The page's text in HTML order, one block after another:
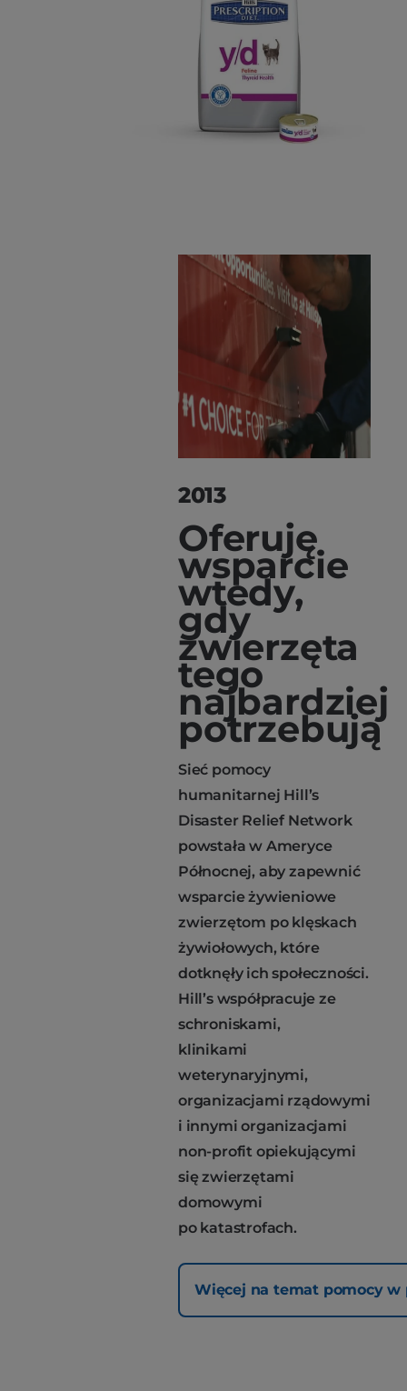
2013
Oferuję
wsparcie
wtedy,
gdy
zwierzęta
tego
najbardziej
potrzebują
Sieć pomocy
humanitarnej Hill’s
Disaster Relief Network
powstała w Ameryce
Północnej, aby zapewnić
wsparcie żywieniowe
zwierzętom po klęskach
żywiołowych, które
dotknęły ich społeczności.
Hill’s współpracuje ze
schroniskami,
klinikami
weterynaryjnymi,
organizacjami rządowymi
i innymi organizacjami
non-profit opiekującymi
się zwierzętami
domowymi
po katastrofach.
Więcej na temat pomocy w